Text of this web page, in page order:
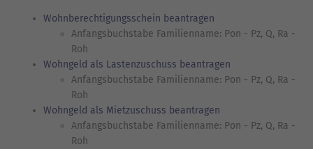
Wohnberechtigungsschein beantragen
Anfangsbuchstabe Familienname: Pon - Pz, Q, Ra -
Roh
Wohngeld als Lastenzuschuss beantragen
Anfangsbuchstabe Familienname: Pon - Pz, Q, Ra -
Roh
Wohngeld als Mietzuschuss beantragen
Anfangsbuchstabe Familienname: Pon - Pz, Q, Ra -
Roh